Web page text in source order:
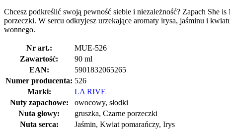
Chcesz podkreślić swoją pewność siebie i niezależność? Zapach
porzeczki. W sercu odkryjesz urzekające aromaty irysa, jaśminu i
wonnego.
Nr art.:
MUE-526
Zawartość:
90 ml
EAN:
5901832065265
Numer producenta: 526
Marki:
LA RIVE
Nuty zapachowe:
owocowy, słodki
Nuta głowy:
gruszka, Czarne porzeczki
Nuta serca:
Jaśmin, Kwiat pomarańczy, Irys